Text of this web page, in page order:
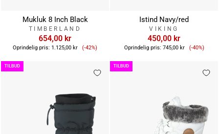
Mukluk 8 Inch Black
TIMBERLAND
654,00 kr
Oprindelig pris: 1.125,00 kr Tilbudspris
(-42%)
Istind Navy/red
VIKING
450,00 kr
Oprindelig pris: 745,00 kr (-40%)
TILBUD TILBUD